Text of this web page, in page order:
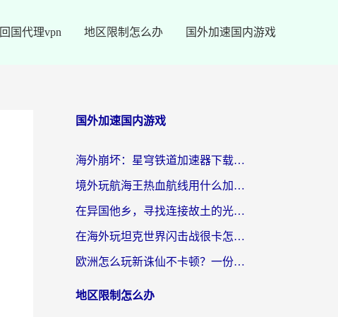
回国代理vpn 地区限制怎么办 国外加速国内游戏
国外加速国内游戏
海外崩坏：星穹铁道加速器下载安装：一份给游子的终极网络指南
境外玩航海王热血航线用什么加速器？2026海外玩家实测最优方案（附欧洲问道堡垒前线加速技巧）
在异国他乡，寻找连接故土的光明大陆免费加速器
在海外玩坦克世界闪击战很卡怎么办？老玩家亲测有效的加速器选择指南
欧洲怎么玩新诛仙不卡顿？一份给海外游子的国服游戏畅玩指南
地区限制怎么办